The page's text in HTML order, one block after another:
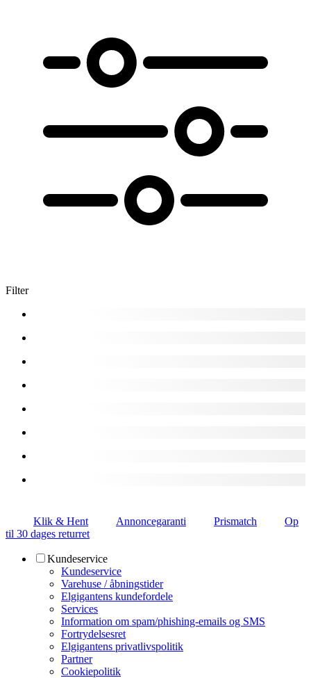
Filter
Klik & Hent Annoncegaranti Prismatch
Op
til 30 dages returret
Kundeservice
Kundeservice
Varehuse / åbningstider
Elgigantens kundefordele
Services
Information om spam/phishing-emails og SMS
Fortrydelsesret
Elgigantens privatlivspolitik
Partner
Cookiepolitik